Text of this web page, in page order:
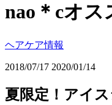
nao＊cオス
ヘアケア情報
2018/07/17 2020/01/14
夏限定！アイ